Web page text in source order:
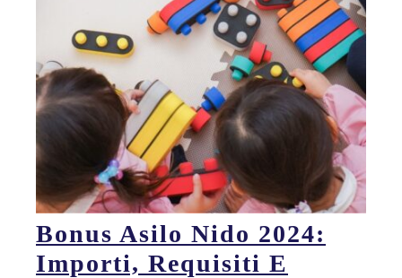
Bonus Asilo Nido 2024:
Importi, Requisiti E